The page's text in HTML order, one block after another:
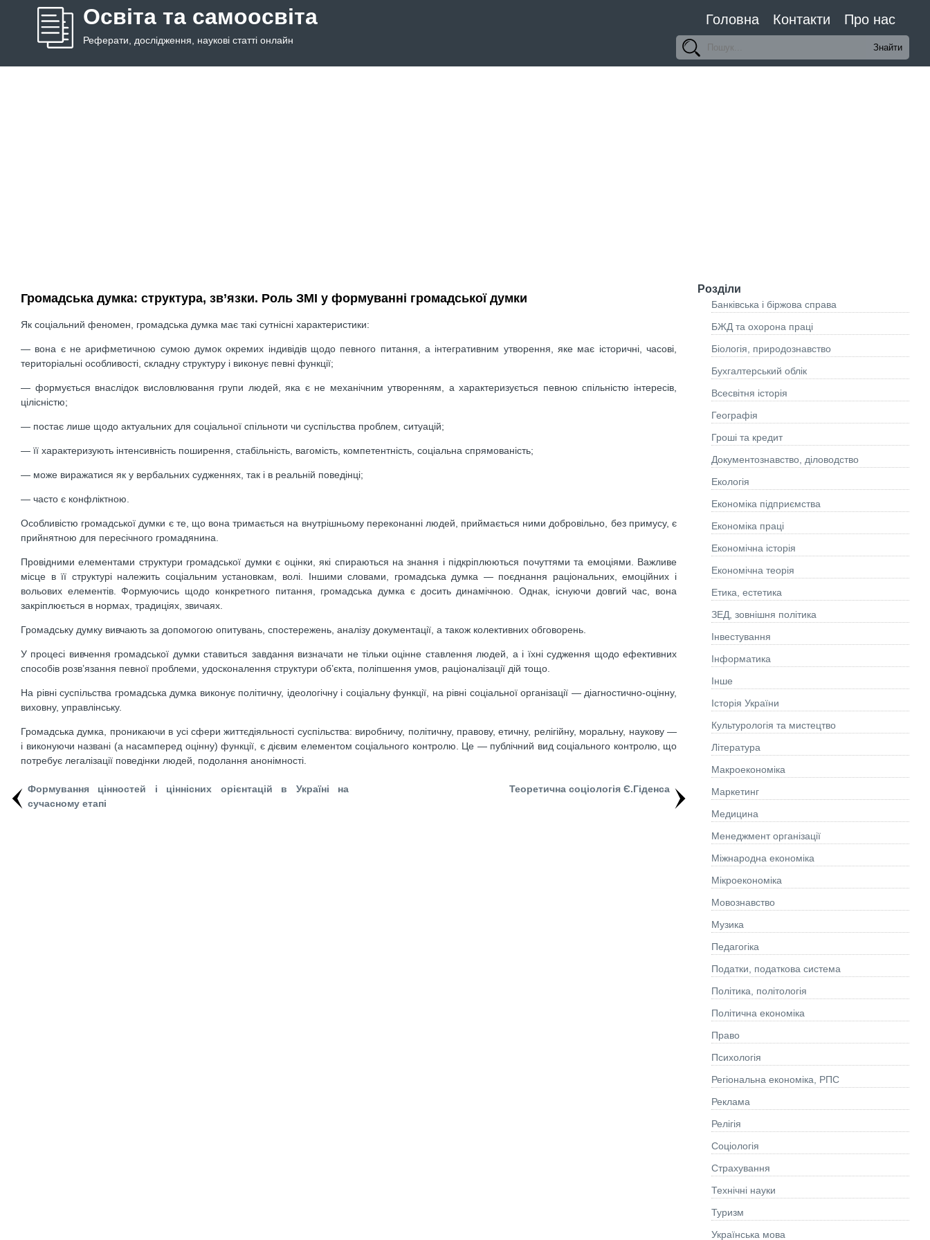
Освіта та самоосвіта
Реферати, дослідження, наукові статті онлайн
Головна Контакти Про нас
Громадська думка: структура, зв’язки. Роль ЗМІ у формуванні громадської думки
Як соціальний феномен, громадська думка має такі сутнісні характеристики:
— вона є не арифметичною сумою думок окремих індивідів щодо певного питання, а інтегративним утворення, яке має історичні, часові,
територіальні особливості, складну структуру і виконує певні функції;
— формується внаслідок висловлювання групи людей, яка є не механічним утворенням, а характеризується певною спільністю інтересів,
цілісністю;
— постає лише щодо актуальних для соціальної спільноти чи суспільства проблем, ситуацій;
— її характеризують інтенсивність поширення, стабільність, вагомість, компетентність, соціальна спрямованість;
— може виражатися як у вербальних судженнях, так і в реальній поведінці;
— часто є конфліктною.
Особливістю громадської думки є те, що вона тримається на внутрішньому переконанні людей, приймається ними добровільно, без примусу, є
прийнятною для пересічного громадянина.
Провідними елементами структури громадської думки є оцінки, які спираються на знання і підкріплюються почуттями та емоціями. Важливе
місце в її структурі належить соціальним установкам, волі. Іншими словами, громадська думка — поєднання раціональних, емоційних і
вольових елементів. Формуючись щодо конкретного питання, громадська думка є досить динамічною. Однак, існуючи довгий час, вона
закріплюється в нормах, традиціях, звичаях.
Громадську думку вивчають за допомогою опитувань, спостережень, аналізу документації, а також колективних обговорень.
У процесі вивчення громадської думки ставиться завдання визначати не тільки оцінне ставлення людей, а і їхні судження щодо ефективних
способів розв’язання певної проблеми, удосконалення структури об’єкта, поліпшення умов, раціоналізації дій тощо.
На рівні суспільства громадська думка виконує політичну, ідеологічну і соціальну функції, на рівні соціальної організації — діагностично-оцінну,
виховну, управлінську.
Громадська думка, проникаючи в усі сфери життєдіяльності суспільства: виробничу, політичну, правову, етичну, релігійну, моральну, наукову —
і виконуючи названі (а насамперед оцінну) функції, є дієвим елементом соціального контролю. Це — публічний вид соціального контролю, що
потребує легалізації поведінки людей, подолання анонімності.
Формування цінностей і ціннісних орієнтацій в Україні на
сучасному етапі
Теоретична соціологія Є.Гіденса
Розділи
Банківська і біржова справа
БЖД та охорона праці
Біологія, природознавство
Бухгалтерський облік
Всесвітня історія
Географія
Гроші та кредит
Документознавство, діловодство
Екологія
Економіка підприємства
Економіка праці
Економічна історія
Економічна теорія
Етика, естетика
ЗЕД, зовнішня політика
Інвестування
Інформатика
Інше
Історія України
Культурологія та мистецтво
Літературa
Макроекономіка
Маркетинг
Медицина
Менеджмент організації
Міжнародна економіка
Мікроекономіка
Мовознавство
Музика
Педагогіка
Податки, податкова система
Політика, політологія
Політична економіка
Право
Психологія
Регіональна економіка, РПС
Реклама
Релігія
Соціологія
Страхування
Технічні науки
Туризм
Українська мова